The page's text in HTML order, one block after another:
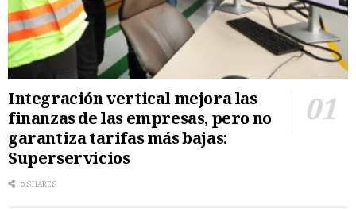
Integración vertical mejora las
finanzas de las empresas, pero no
garantiza tarifas más bajas:
Superservicios
0 SHARES